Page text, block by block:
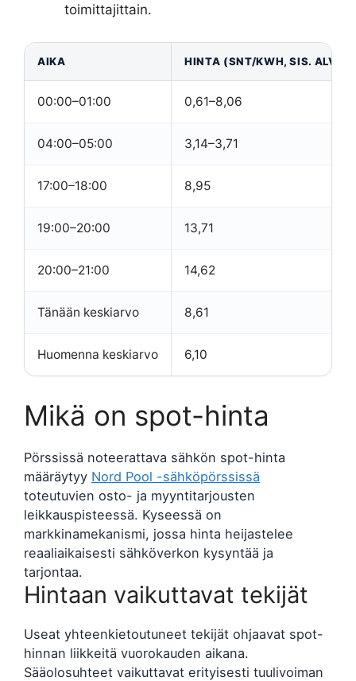
toimittajittain.
AIKA HINTA (SNT/KWH, SIS. ALV)
00:00–01:00 0,61–8,06
04:00–05:00 3,14–3,71
17:00–18:00 8,95
19:00–20:00 13,71
20:00–21:00 14,62
Tänään keskiarvo 8,61
Huomenna keskiarvo 6,10
Mikä on spot-hinta
Pörssissä noteerattava sähkön spot-hinta
määräytyy Nord Pool -sähköpörssissä
toteutuvien osto- ja myyntitarjousten
leikkauspisteessä. Kyseessä on
markkinamekanismi, jossa hinta heijastelee
reaaliaikaisesti sähköverkon kysyntää ja
tarjontaa.
Hintaan vaikuttavat tekijät
Useat yhteenkietoutuneet tekijät ohjaavat spot-
hinnan liikkeitä vuorokauden aikana.
Sääolosuhteet vaikuttavat erityisesti tuulivoiman